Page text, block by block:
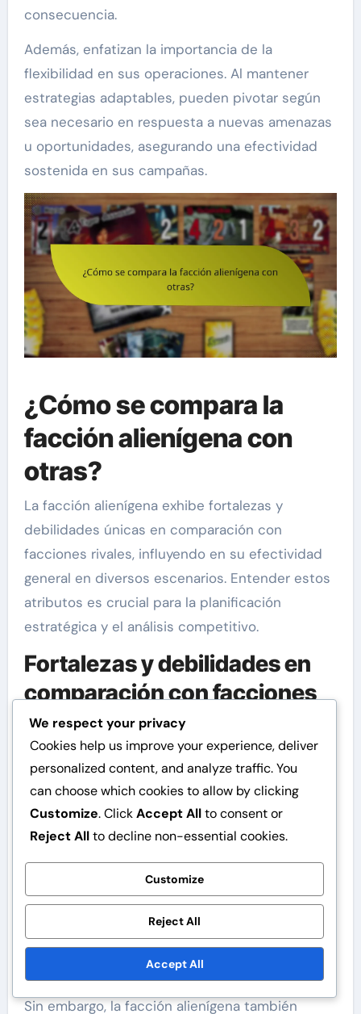
consecuencia.
Además, enfatizan la importancia de la
flexibilidad en sus operaciones. Al mantener
estrategias adaptables, pueden pivotar según
sea necesario en respuesta a nuevas amenazas
u oportunidades, asegurando una efectividad
sostenida en sus campañas.
¿Cómo se compara la
facción alienígena con
otras?
La facción alienígena exhibe fortalezas y
debilidades únicas en comparación con
facciones rivales, influyendo en su efectividad
general en diversos escenarios. Entender estos
atributos es crucial para la planificación
estratégica y el análisis competitivo.
Fortalezas y debilidades en
comparación con facciones
rivales
La principal fortaleza de la facción alienígena
radica en su tecnología avanzada, que a
menudo supera a la de otras facciones. Esta
ventaja tecnológica permite un armamento y
permite participar efectivamente en combate.
Además, su capacidad para adaptarse
rápidamente a entornos cambiantes les brinda
una ventaja táctica en situaciones
Sin embargo, la facción alienígena también
We respect your privacy
Cookies help us improve your experience, deliver
personalized content, and analyze traffic. You
can choose which cookies to allow by clicking
Customize. ClickAccept Allto consent or
Reject Allto decline non-essential cookies.
Customize
Reject All
Accept All